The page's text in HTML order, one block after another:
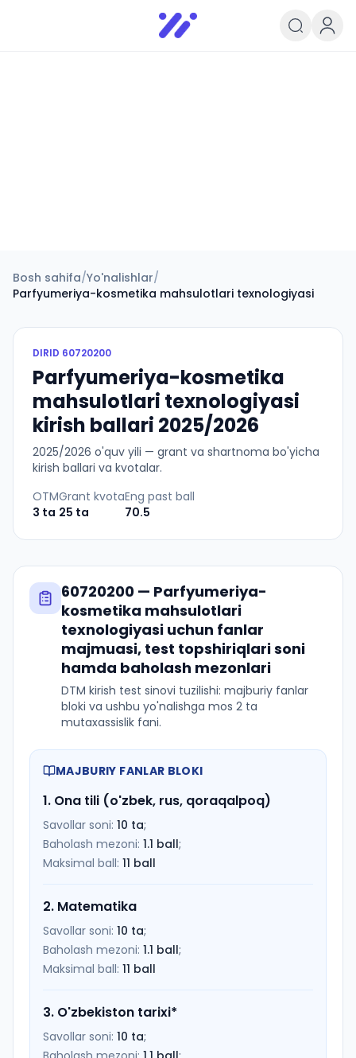
Infoedu
Ta&#039;lim xabarlari va
Bosh sahifa/Yo'nalishlar/
Parfyumeriya-kosmetika mahsulotlari texnologiyasi
DIRID 60720200
Parfyumeriya-kosmetika
mahsulotlari texnologiyasi
kirish ballari 2025/2026
2025/2026 o'quv yili — grant va shartnoma bo'yicha
kirish ballari va kvotalar.
OTM
3 ta
Grant kvota
25 ta
Eng past ball
70.5
60720200 — Parfyumeriya-
kosmetika mahsulotlari
texnologiyasi uchun fanlar
majmuasi, test topshiriqlari soni
hamda baholash mezonlari
DTM kirish test sinovi tuzilishi: majburiy fanlar
bloki va ushbu yo'nalishga mos 2 ta
mutaxassislik fani.
MAJBURIY FANLAR BLOKI
1. Ona tili (o'zbek, rus, qoraqalpoq)
Savollar soni: 10 ta;
Baholash mezoni: 1.1 ball;
Maksimal ball: 11 ball
2. Matematika
Savollar soni: 10 ta;
Baholash mezoni: 1.1 ball;
Maksimal ball: 11 ball
3. O'zbekiston tarixi*
Savollar soni: 10 ta;